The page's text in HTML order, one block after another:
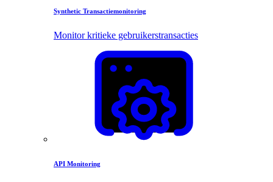
Synthetic Transactiemonitoring
Monitor kritieke gebruikerstransacties
API Monitoring